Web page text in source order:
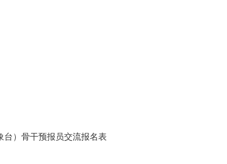
台）骨干预报员交流报名表